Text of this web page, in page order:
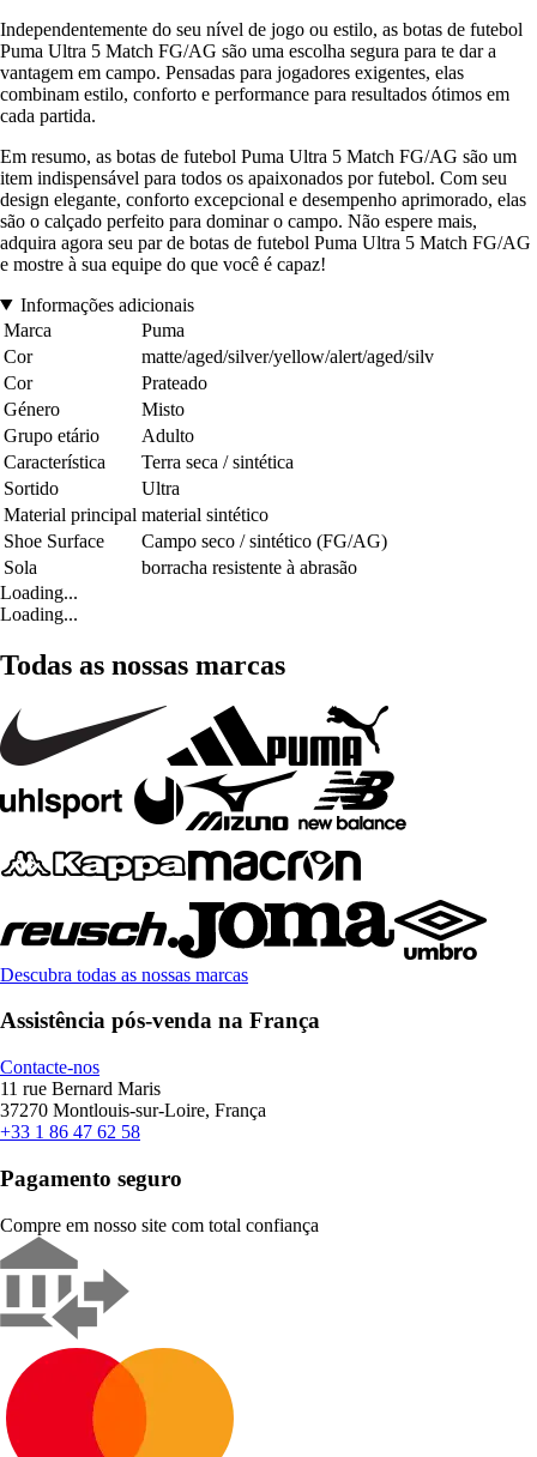
Independentemente do seu nível de jogo ou estilo, as botas de futebol
Puma Ultra 5 Match FG/AG são uma escolha segura para te dar a
vantagem em campo. Pensadas para jogadores exigentes, elas
combinam estilo, conforto e performance para resultados ótimos em
cada partida.
Em resumo, as botas de futebol Puma Ultra 5 Match FG/AG são um
item indispensável para todos os apaixonados por futebol. Com seu
design elegante, conforto excepcional e desempenho aprimorado, elas
são o calçado perfeito para dominar o campo. Não espere mais,
adquira agora seu par de botas de futebol Puma Ultra 5 Match FG/AG
e mostre à sua equipe do que você é capaz!
Informações adicionais
Marca
Puma
Cor
matte/aged/silver/yellow/alert/aged/silv
Cor
Prateado
Género
Misto
Grupo etário
Adulto
Característica
Terra seca / sintética
Sortido
Ultra
Material principal material sintético
Shoe Surface
Campo seco / sintético (FG/AG)
Sola
borracha resistente à abrasão
Loading...
Loading...
Todas as nossas marcas
Descubra todas as nossas marcas
Assistência pós-venda na França
Contacte-nos
11 rue Bernard Maris
37270 Montlouis-sur-Loire, França
+33 1 86 47 62 58
Pagamento seguro
Compre em nosso site com total confiança